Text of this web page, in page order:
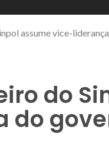
assume vice-
do